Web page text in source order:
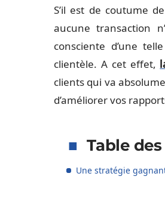
S’il est de coutume
aucune transaction
consciente d’une
clientèle. A cet effet,
clients qui va
d’améliorer vos
Table
Une stratégie